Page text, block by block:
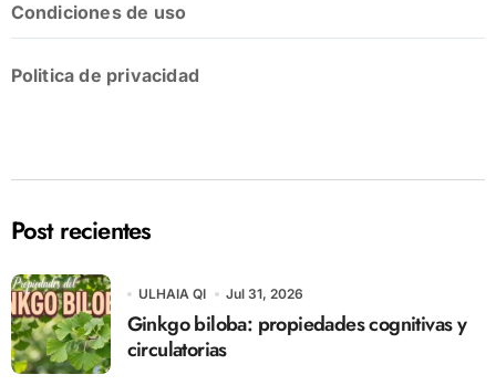
Condiciones de uso
Politica de privacidad
Post recientes
ULHAIA QI Jul 31, 2026
Ginkgo biloba: propiedades cognitivas y
circulatorias